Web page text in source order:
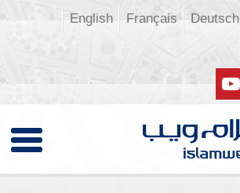
Deutsch
Français
English